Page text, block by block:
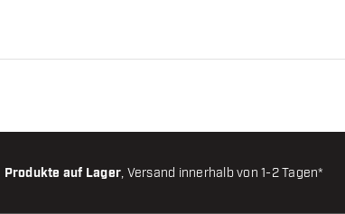
Produkte auf Lager, Versand innerhalb von 1-2 Tagen*